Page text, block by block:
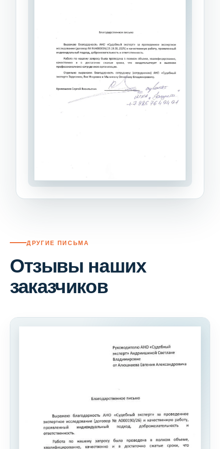
ДРУГИЕ ПИСЬМА
Отзывы наших
заказчиков